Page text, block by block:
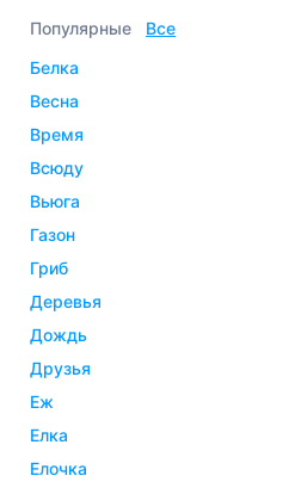
Популярные
Все
белка
весна
время
всюду
вьюга
газон
гриб
деревья
дождь
друзья
еж
елка
елочка